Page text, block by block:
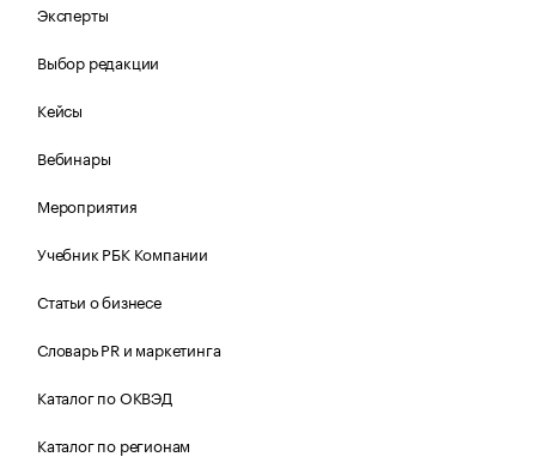
Эксперты
Выбор редакции
Кейсы
Вебинары
Мероприятия
Учебник РБК Компании
Статьи о бизнесе
Словарь PR и маркетинга
Каталог по ОКВЭД
Каталог по регионам